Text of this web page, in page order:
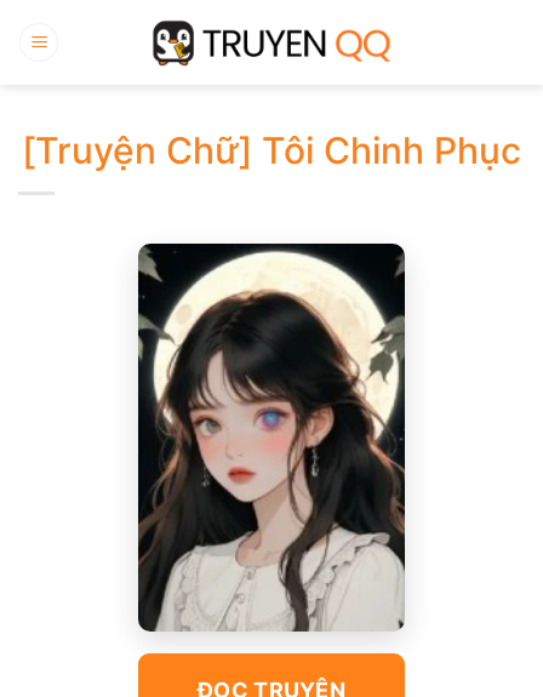
qua
[Truyện Chữ] Tôi Chinh Phục
ĐỌC TRUYỆN